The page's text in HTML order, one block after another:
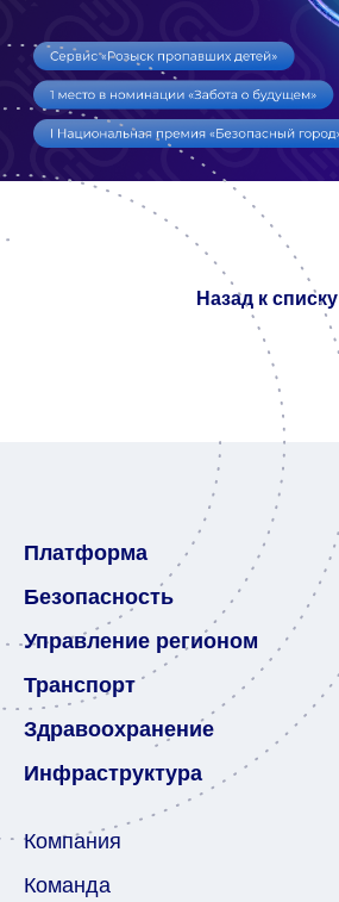
Назад к списку
Платформа
Безопасность
Управление регионом
Транспорт
Здравоохранение
Инфраструктура
Компания
Команда